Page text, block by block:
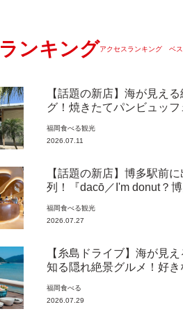
ランキングアクセスランキング ベ
【話題の新店】海が見え
グ！焼きたてパンビュッフ
『Ibiza Beach Cafe』（福
福岡食べる観光
2026.07.11
【話題の新店】博多駅前
列！『dacō／I'm donut？
た楽しみ方＆イチオシメ
福岡食べる観光
2026.07.27
【糸島ドライブ】海が見
知る隠れ絶景グルメ！好き
はん食堂』（福岡市西区
福岡食べる
2026.07.29